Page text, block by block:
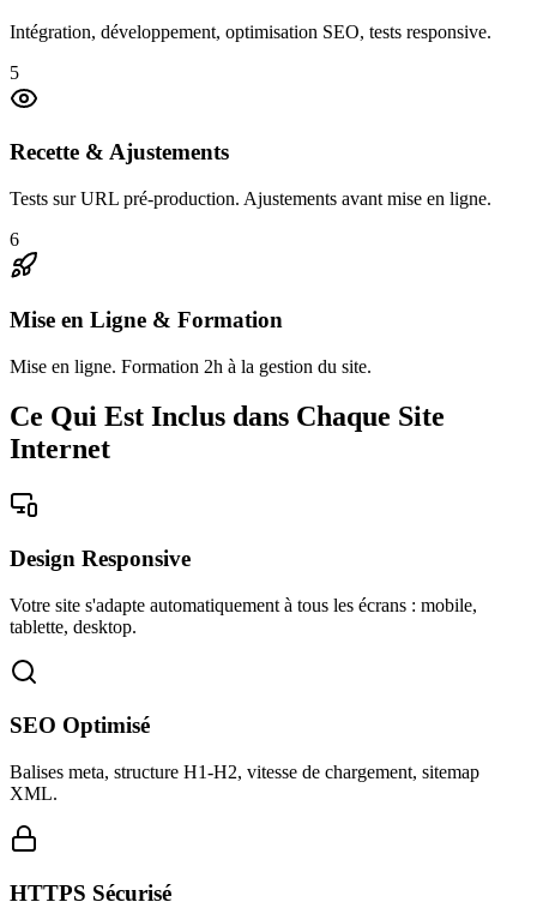
Intégration, développement, optimisation SEO, tests responsive.
5
Recette & Ajustements
Tests sur URL pré-production. Ajustements avant mise en ligne.
6
Mise en Ligne & Formation
Mise en ligne. Formation 2h à la gestion du site.
Ce Qui Est Inclus dans Chaque Site
Internet
Design Responsive
Votre site s'adapte automatiquement à tous les écrans : mobile,
tablette, desktop.
SEO Optimisé
Balises meta, structure H1-H2, vitesse de chargement, sitemap
XML.
HTTPS Sécurisé